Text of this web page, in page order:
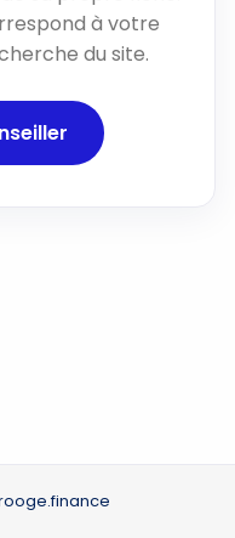
à votre
du site.